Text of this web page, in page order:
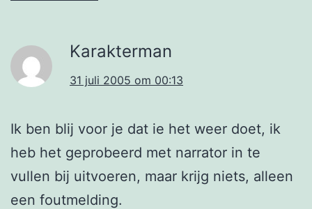
Karakterman
31 juli 2005 om 00:13
Ik ben blij voor je dat ie het weer doet, ik
heb het geprobeerd met narrator in te
vullen bij uitvoeren, maar krijg niets, alleen
een foutmelding.